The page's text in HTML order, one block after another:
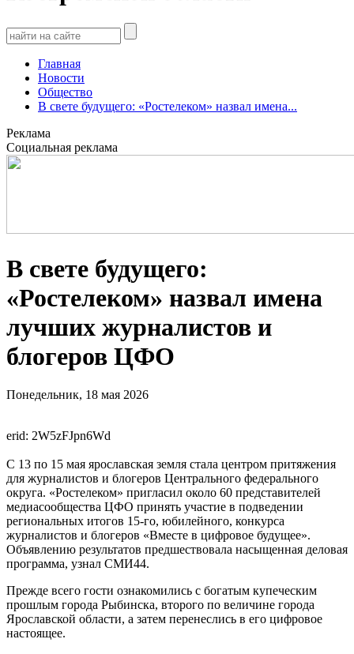
Главная
Новости
Общество
В свете будущего: «Ростелеком» назвал имена...
Реклама
Социальная реклама
В свете будущего:
«Ростелеком» назвал имена
лучших журналистов и
блогеров ЦФО
Понедельник, 18 мая 2026
erid: 2W5zFJpn6Wd
С 13 по 15 мая ярославская земля стала центром притяжения
для журналистов и блогеров Центрального федерального
округа. «Ростелеком» пригласил около 60 представителей
медиасообщества ЦФО принять участие в подведении
региональных итогов 15-го, юбилейного, конкурса
журналистов и блогеров «Вместе в цифровое будущее».
Объявлению результатов предшествовала насыщенная деловая
программа, узнал СМИ44.
Прежде всего гости ознакомились с богатым купеческим
прошлым города Рыбинска, второго по величине города
Ярославской области, а затем перенеслись в его цифровое
настоящее.